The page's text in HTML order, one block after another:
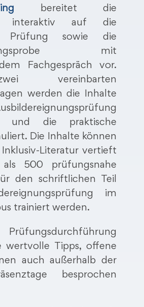
bereitet die
interaktiv auf die
Prüfung sowie die
mit
Fachgespräch vor.
vereinbarten
werden die Inhalte
und die praktische
Die Inhalte können
Literatur vertieft
500 prüfungsnahe
den schriftlichen Teil
im
trainiert werden.
wertvolle Tipps, offene
auch außerhalb der
besprochen